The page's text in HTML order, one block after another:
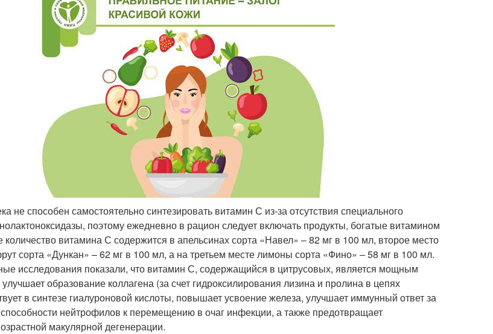
не способен самостоятельно синтезировать витамин С из-за отсутствия специального
поэтому ежедневно в рацион следует включать продукты, богатые витамином
витамина С содержится в апельсинах сорта «Навел» – 82 мг в 100 мл, второе место
сорта «Дункан» – 62 мг в 100 мл, а на третьем месте лимоны сорта «Фино» – 58 мг в 100 мл.
исследования показали, что витамин С, содержащийся в цитрусовых, является мощным
образование коллагена (за счет гидроксилирования лизина и пролина в цепях
в синтезе гиалуроновой кислоты, повышает усвоение железа, улучшает иммунный ответ за
способности нейтрофилов к перемещению в очаг инфекции, а также предотвращает
макулярной дегенерации.